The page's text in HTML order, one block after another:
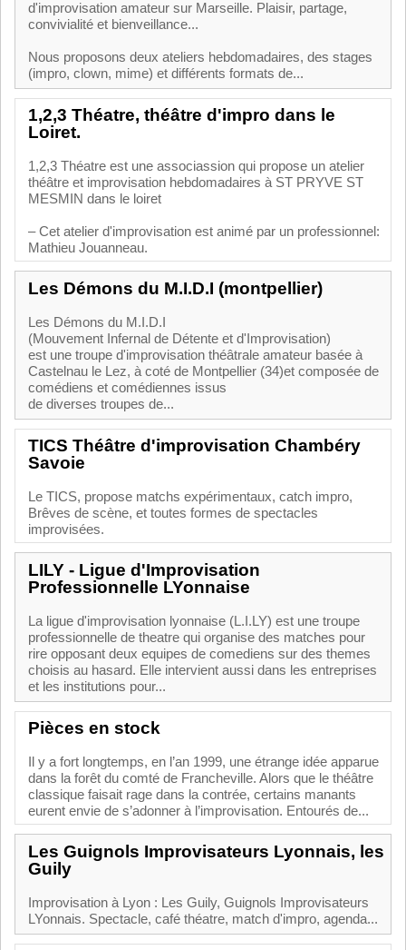
d'improvisation amateur sur Marseille. Plaisir, partage,
convivialité et bienveillance...
Nous proposons deux ateliers hebdomadaires, des stages
(impro, clown, mime) et différents formats de...
1,2,3 Théatre, théâtre d'impro dans le
Loiret.
1,2,3 Théatre est une associassion qui propose un atelier
théâtre et improvisation hebdomadaires à ST PRYVE ST
MESMIN dans le loiret
– Cet atelier d'improvisation est animé par un professionnel:
Mathieu Jouanneau.
Les Démons du M.I.D.I (montpellier)
Les Démons du M.I.D.I
(Mouvement Infernal de Détente et d'Improvisation)
est une troupe d'improvisation théâtrale amateur basée à
Castelnau le Lez, à coté de Montpellier (34)et composée de
comédiens et comédiennes issus
de diverses troupes de...
TICS Théâtre d'improvisation Chambéry
Savoie
Le TICS, propose matchs expérimentaux, catch impro,
Brêves de scène, et toutes formes de spectacles
improvisées.
LILY - Ligue d'Improvisation
Professionnelle LYonnaise
La ligue d'improvisation lyonnaise (L.I.LY) est une troupe
professionnelle de theatre qui organise des matches pour
rire opposant deux equipes de comediens sur des themes
choisis au hasard. Elle intervient aussi dans les entreprises
et les institutions pour...
Pièces en stock
Il y a fort longtemps, en l’an 1999, une étrange idée apparue
dans la forêt du comté de Francheville. Alors que le théâtre
classique faisait rage dans la contrée, certains manants
eurent envie de s’adonner à l’improvisation. Entourés de...
Les Guignols Improvisateurs Lyonnais, les
Guily
Improvisation à Lyon : Les Guily, Guignols Improvisateurs
LYonnais. Spectacle, café théatre, match d'impro, agenda...